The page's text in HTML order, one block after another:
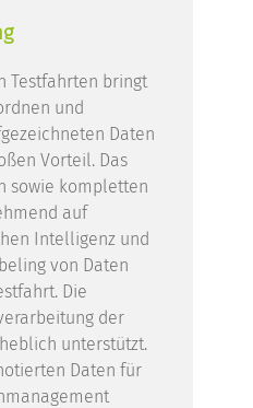
Testfahrten bringt
und
Daten
Vorteil. Das
sowie kompletten
auf
Intelligenz und
von Daten
Die
der
unterstützt.
Daten für